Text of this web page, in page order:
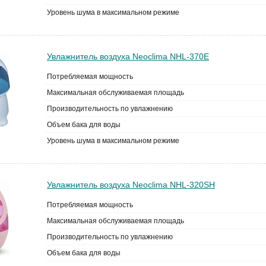
Уровень шума в максимальном режиме
Увлажнитель воздуха Neoclima NHL-370E
Потребляемая мощность
Максимальная обслуживаемая площадь
Производительность по увлажнению
Объем бака для воды
Уровень шума в максимальном режиме
Увлажнитель воздуха Neoclima NHL-320SH
Потребляемая мощность
Максимальная обслуживаемая площадь
Производительность по увлажнению
Объем бака для воды